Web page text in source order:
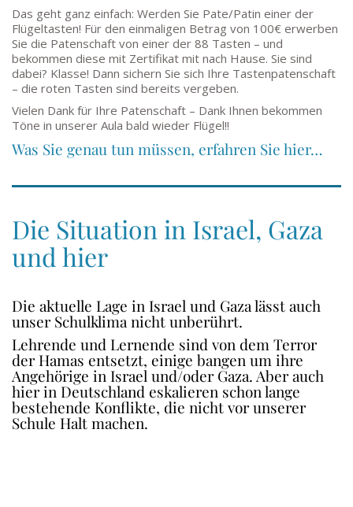
Das geht ganz einfach: Werden Sie Pate/Patin einer der
Flügeltasten! Für den einmaligen Betrag von 100€ erwerben
Sie die Patenschaft von einer der 88 Tasten – und
bekommen diese mit Zertifikat mit nach Hause. Sie sind
dabei? Klasse! Dann sichern Sie sich Ihre Tastenpatenschaft
– die roten Tasten sind bereits vergeben.
Vielen Dank für Ihre Patenschaft – Dank Ihnen bekommen
Töne in unserer Aula bald wieder Flügel!!
Was Sie genau tun müssen, erfahren Sie hier…
Die Situation in Israel, Gaza
und hier
Die aktuelle Lage in Israel und Gaza lässt auch
unser Schulklima nicht unberührt.
Lehrende und Lernende sind von dem Terror
der Hamas entsetzt, einige bangen um ihre
Angehörige in Israel und/oder Gaza. Aber auch
hier in Deutschland eskalieren schon lange
bestehende Konflikte, die nicht vor unserer
Schule Halt machen.